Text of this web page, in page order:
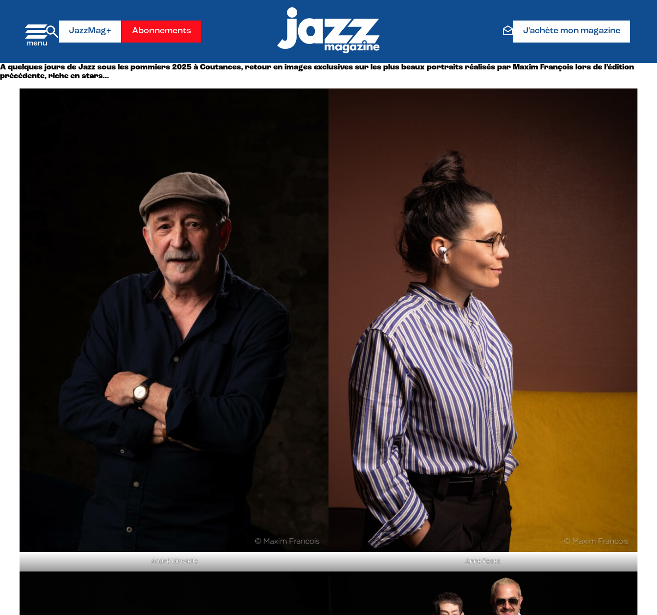
JazzMag+ Abonnements J'achète mon magazine
A quelques jours de Jazz sous les pommiers 2025 à Coutances, retour en images exclusives sur les plus beaux portraits réalisés par Maxim François lors de l’édition
précédente, riche en stars…
André Minvielle Anne Paceo